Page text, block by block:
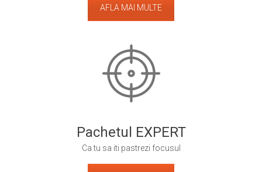
AFLA MAI MULTE
Pachetul EXPERT
Ca tu sa iti pastrezi focusul